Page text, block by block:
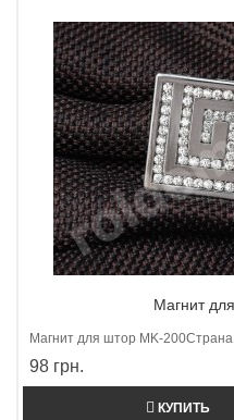
Магнит
Магнит для штор МK-200Страна
98 грн.
КУПИТЬ